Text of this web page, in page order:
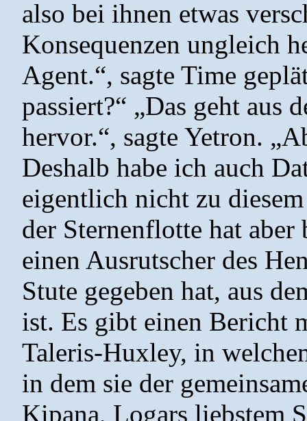
also bei ihnen etwas
Konsequenzen ungleich
Agent.“, sagte Time
passiert?“ „Das geht aus
hervor.“, sagte Yetron.
Deshalb habe ich auch
eigentlich nicht zu
der Sternenflotte hat
einen Ausrutscher des
Stute gegeben hat, aus
ist. Es gibt einen Bericht
Taleris-Huxley, in
in dem sie der
Kipana, Logars liebstem